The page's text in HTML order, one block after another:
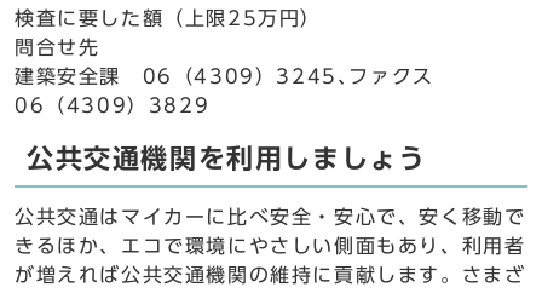
検査に要した額（上限25万円）
問合せ先
建築安全課 06（4309）3245､ファクス
06（4309）3829
公共交通機関を利用しましょう
公共交通はマイカーに比べ安全・安心で、安く移動で
きるほか、エコで環境にやさしい側面もあり、利用者
が増えれば公共交通機関の維持に貢献します。さまざ